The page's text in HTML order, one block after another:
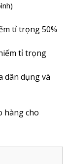
tỉ trọng 50%
tỉ trọng
dân dụng và
hàng cho